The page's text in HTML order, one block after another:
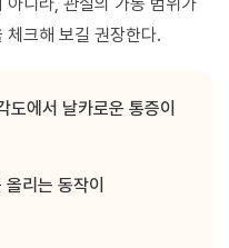
체크해 보길 권장한다.
도에서 날카로운 통증이
리는 동작이